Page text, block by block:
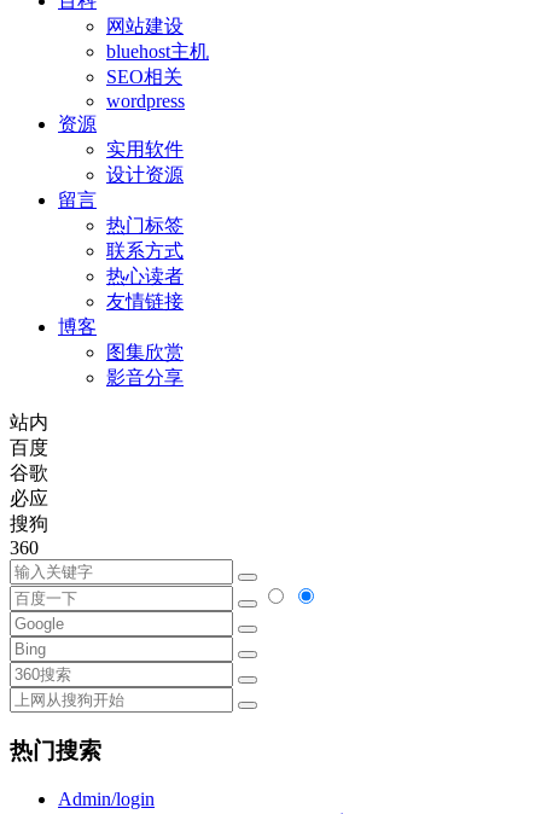
网站建设
bluehost主机
SEO相关
wordpress
资源
实用软件
设计资源
留言
热门标签
联系方式
热心读者
友情链接
博客
图集欣赏
影音分享
站内
百度
谷歌
必应
搜狗
360
热门搜索
Admin/login